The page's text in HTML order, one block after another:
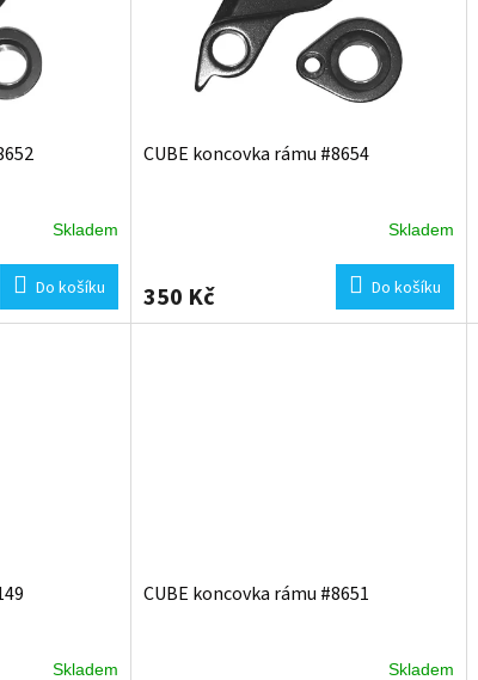
Skladem
Do košíku
CUBE koncovka rámu #8654
Skladem
350 Kč Do košíku
Skladem
CUBE koncovka rámu #8651
Skladem